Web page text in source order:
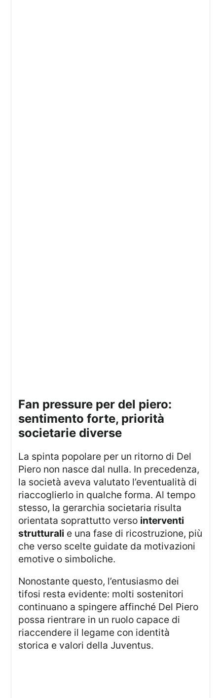
fan pressure per del piero:
sentimento forte, priorità
societarie diverse
La spinta popolare per un ritorno di Del
Piero non nasce dal nulla. In precedenza,
la società aveva valutato l’eventualità di
riaccoglierlo in qualche forma. Al tempo
stesso, la gerarchia societaria risulta
orientata soprattutto verso interventi
strutturali e una fase di ricostruzione, più
che verso scelte guidate da motivazioni
emotive o simboliche.
Nonostante questo, l’entusiasmo dei
tifosi resta evidente: molti sostenitori
continuano a spingere affinché Del Piero
possa rientrare in un ruolo capace di
riaccendere il legame con identità
storica e valori della Juventus.